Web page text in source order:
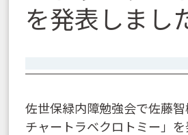
を発表しまし
佐世保緑内障勉強会で佐藤
チャートラベクロトミー」を